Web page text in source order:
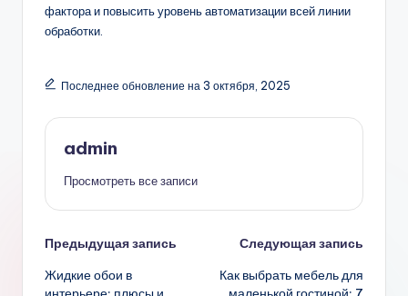
фактора и повысить уровень автоматизации всей линии
обработки.
Последнее обновление на 3 октября, 2025
admin
Просмотреть все записи
Навигация
записи
Предыдущая запись
Жидкие обои в
Следующая запись
Как выбрать мебель для